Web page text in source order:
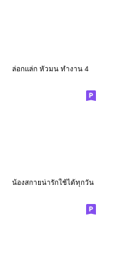
ล่อกแล่ก หัวมน ทำงาน 4
น้องสกายน่ารักใช้ได้ทุกวัน